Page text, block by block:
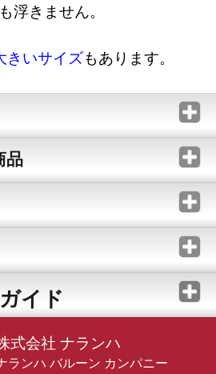
浮きません。
きいサイズもあります。
品
イド
式会社 ナランハ
ランハ バルーン カンパニー